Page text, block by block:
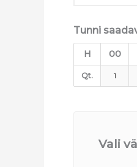
Tunni
H 00
Qt. 1
Vali